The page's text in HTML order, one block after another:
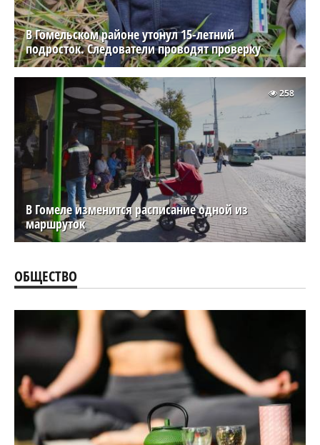
В Гомельском районе утонул 15-летний
подросток. Следователи проводят проверку
В Гомеле изменится расписание одной из
маршруток
258
ОБЩЕСТВО